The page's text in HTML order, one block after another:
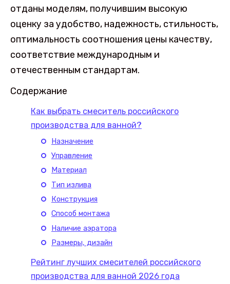
отданы моделям, получившим высокую
оценку за удобство, надежность, стильность,
оптимальность соотношения цены качеству,
соответствие международным и
отечественным стандартам.
Содержание
Как выбрать смеситель российского
производства для ванной?
Назначение
Управление
Материал
Тип излива
Конструкция
Способ монтажа
Наличие аэратора
Размеры, дизайн
Рейтинг лучших смесителей российского
производства для ванной 2026 года